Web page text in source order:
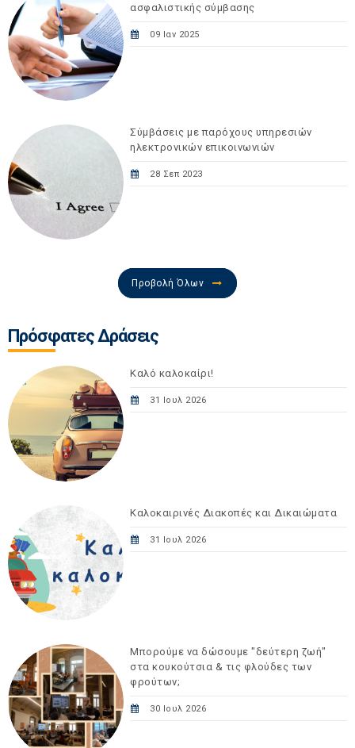
ασφαλιστικής σύμβασης
09 Ιαν 2025
Σύμβάσεις με παρόχους υπηρεσιών
ηλεκτρονικών επικοινωνιών
28 Σεπ 2023
Προβολή Όλων
Πρόσφατες Δράσεις
Καλό καλοκαίρι!
31 Ιουλ 2026
Καλοκαιρινές Διακοπές και Δικαιώματα
31 Ιουλ 2026
Μπορούμε να δώσουμε "δεύτερη ζωή"
στα κουκούτσια & τις φλούδες των
φρούτων;
30 Ιουλ 2026